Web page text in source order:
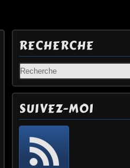
RECHERCHE
SUIVEZ-MOI